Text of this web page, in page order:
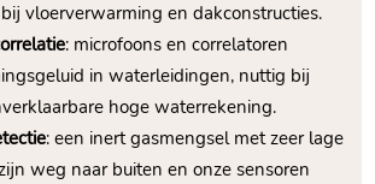
vloerverwarming en dakconstructies.​
: microfoons en correlatoren
in waterleidingen, nuttig bij
hoge waterrekening.​
: een inert gasmengsel met zeer lage
weg naar buiten en onze sensoren